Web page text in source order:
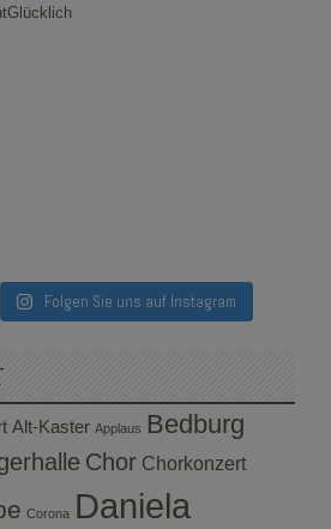
Folgen Sie uns auf Instagram
Alt-Kaster Applaus Bedburg
Chor Chorkonzert
Corona Daniela